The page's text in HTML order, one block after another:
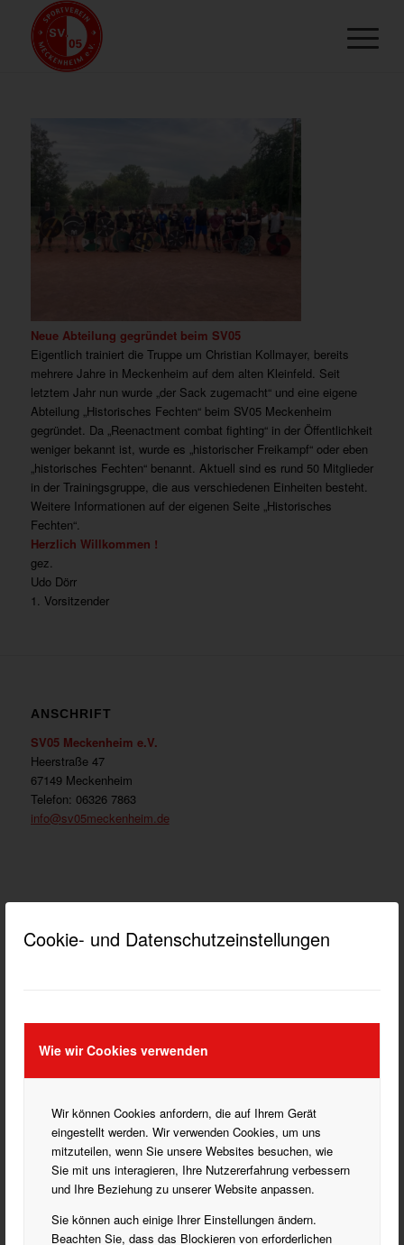
Cookie- und Datenschutzeinstellungen
Wie wir Cookies verwenden
Wir können Cookies anfordern, die auf Ihrem Gerät
eingestellt werden. Wir verwenden Cookies, um uns
mitzuteilen, wenn Sie unsere Websites besuchen, wie
Sie mit uns interagieren, Ihre Nutzererfahrung verbessern
und Ihre Beziehung zu unserer Website anpassen.
Sie können auch einige Ihrer Einstellungen ändern.
Beachten Sie, dass das Blockieren von erforderlichen
Neue Abteilung gegründet beim SV05
Eigentlich trainiert die Truppe um Christian Kollmayer, bereits
mehrere Jahre in Meckenheim auf dem alten Kleinfeld. Seit
letztem Jahr nun wurde „der Sack zugemacht“ und eine eigene
Abteilung „Historisches Fechten“ beim SV05 Meckenheim
gegründet. Da „Reenactment combat fighting“ in der Öffentlichkeit
weniger bekannt ist, wurde es „historischer Freikampf“ oder eben
„historisches Fechten“ benannt. Aktuell sind es rund 50 Mitglieder
in der Trainingsgruppe, die aus verschiedenen Einheiten besteht.
Weitere Informationen auf der eigenen Seite „Historisches
Fechten“.
Herzlich Willkommen !
gez.
Udo Dörr
1. Vorsitzender
ANSCHRIFT
SV05 Meckenheim e.V.
Heerstraße 47
67149 Meckenheim
Telefon: 06326 7863
info@sv05meckenheim.de
KATEGORIEN
Blasorchester
Bogenschießen
Fußball
Handball